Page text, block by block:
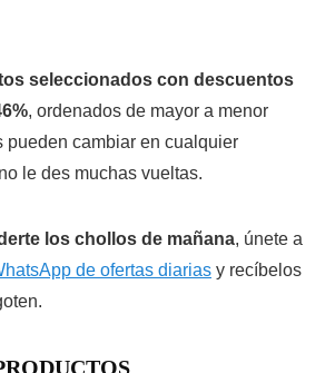
seleccionados con descuentos
, ordenados de mayor a menor
pueden cambiar en cualquier
le des muchas vueltas.
los chollos de mañana, únete a
de ofertas diarias y recíbelos